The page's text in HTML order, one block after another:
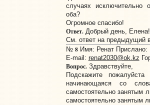
случаях исключительно
оба?
Огромное спасибо!
Ответ.Добрый день, Елена!
См. ответ на предыдущий
№ 8Имя: Ренат Прислано:
E-mail: renat2030@ok.kz
Вопрос.Здравствуйте,
Подскажите
начинающаяся со
самостоятельно занятым
самостоятельно занятым